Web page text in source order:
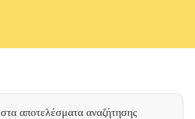
στα αποτελέσματα αναζήτησης